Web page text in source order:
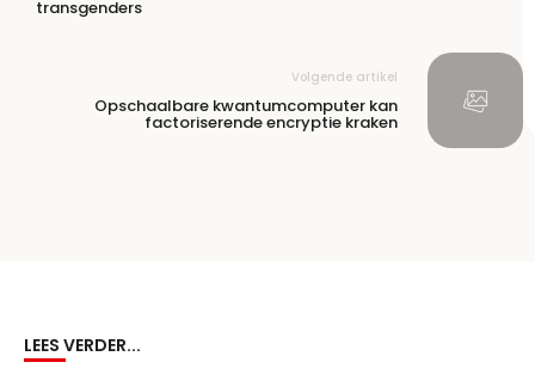
transgenders
Volgende artikel
Opschaalbare kwantumcomputer kan
factoriserende encryptie kraken
LEES VERDER...